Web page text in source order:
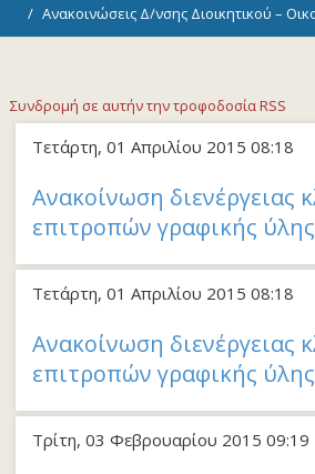
Ανακοινώσεις Δ/νσης Διοικητικού –
Συνδρομή σε αυτήν την τροφοδοσία RSS
Τετάρτη, 01 Απριλίου 2015 08:18
Ανακοίνωση διενέργειας
επιτροπών γραφικής ύλης
Τετάρτη, 01 Απριλίου 2015 08:18
Ανακοίνωση διενέργειας
επιτροπών γραφικής ύλης
Τρίτη, 03 Φεβρουαρίου 2015 09:19